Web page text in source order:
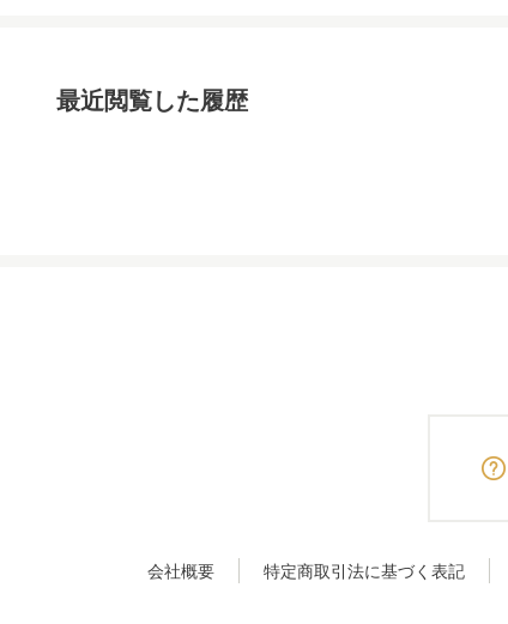
最近閲覧した履歴
会社概要 特定商取引法に基づく表記